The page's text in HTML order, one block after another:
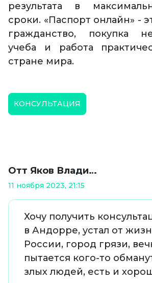
результата в
сроки. «Паспорт онлайн»
гражданство, покупка
учеба и работа
стране мира.
КОНСУЛЬТАЦИЯ
Отт Яков Влади…
11 ноября 2023, 21:15
Хочу получить
в Андорре, устал от
России, город грязи,
пытается кого-то
злых людей, есть и